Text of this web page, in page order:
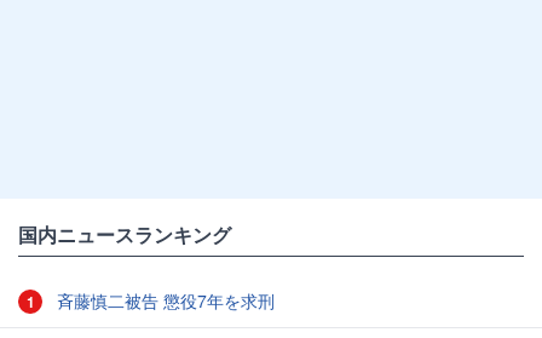
国内ニュースランキング
1 斉藤慎二被告 懲役7年を求刑